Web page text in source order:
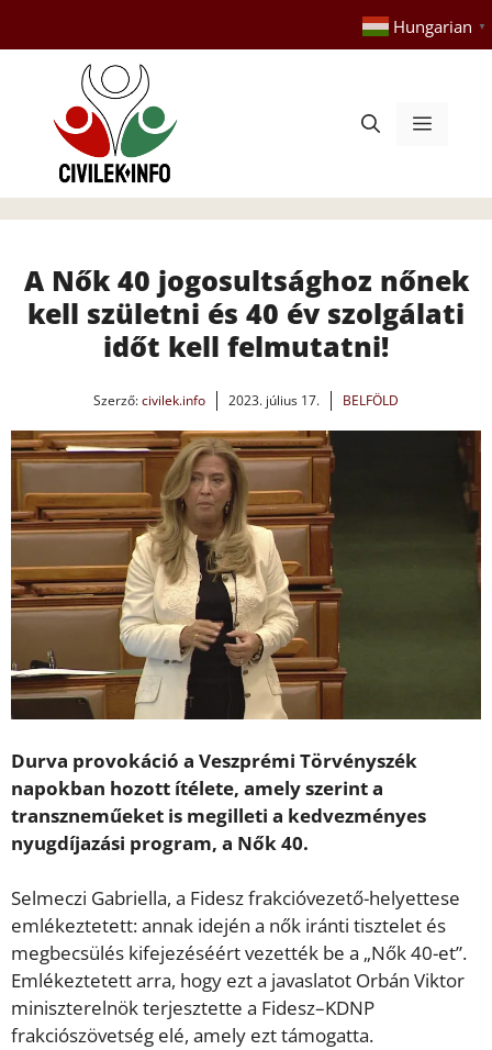
tartalomba
Hungarian ▼
Menü
A Nők 40 jogosultsághoz nőnek
kell születni és 40 év szolgálati
időt kell felmutatni!
Szerző:civilek.info 2023. július 17. BELFÖLD
Durva provokáció a Veszprémi Törvényszék
napokban hozott ítélete, amely szerint a
transzneműeket is megilleti a kedvezményes
nyugdíjazási program, a Nők 40.
Selmeczi Gabriella, a Fidesz frakcióvezető-helyettese
emlékeztetett: annak idején a nők iránti tisztelet és
megbecsülés kifejezéséért vezették be a „Nők 40-et”.
Emlékeztetett arra, hogy ezt a javaslatot Orbán Viktor
miniszterelnök terjesztette a Fidesz–KDNP
frakciószövetség elé, amely ezt támogatta.